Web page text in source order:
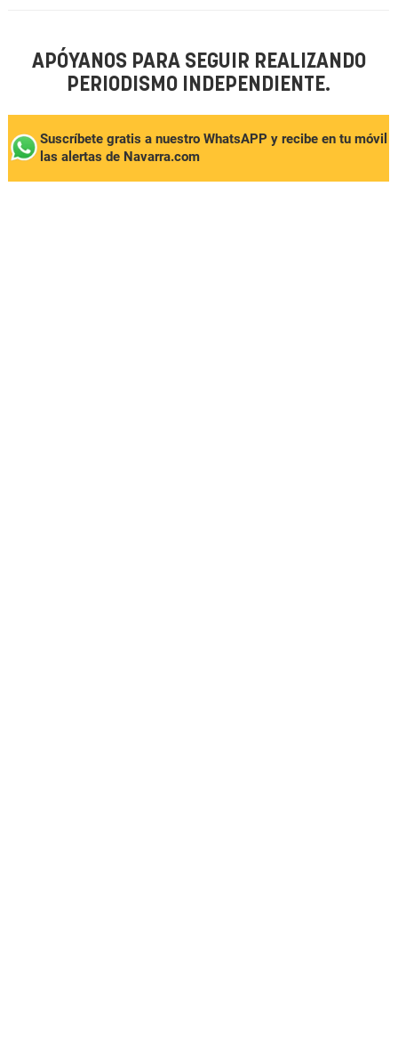
APÓYANOS PARA SEGUIR REALIZANDO
PERIODISMO INDEPENDIENTE.
Suscríbete gratis a nuestro WhatsAPP y recibe en tu móvil
las alertas de Navarra.com